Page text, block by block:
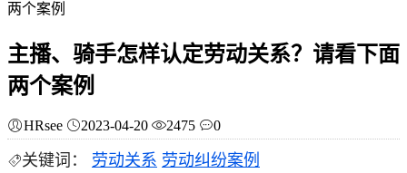
两个案例
主播、骑手怎样认定劳动关系？请看下面
两个案例
HRsee 2023-04-20 2475 0
关键词： 劳动关系 劳动纠纷案例